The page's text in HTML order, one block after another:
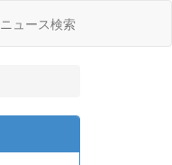
ニュース検索